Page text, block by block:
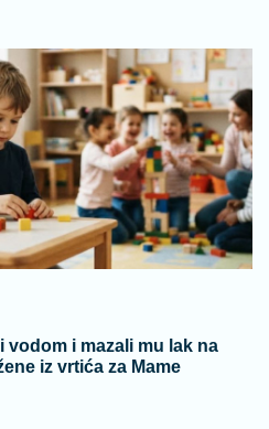
vodom i mazali mu lak na
iz vrtića za Mame